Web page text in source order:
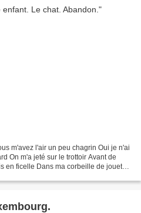
m'avez l'air un peu chagrin Oui je n'ai
On m'a jeté sur le trottoir Avant de
en ficelle Dans ma corbeille de jouets